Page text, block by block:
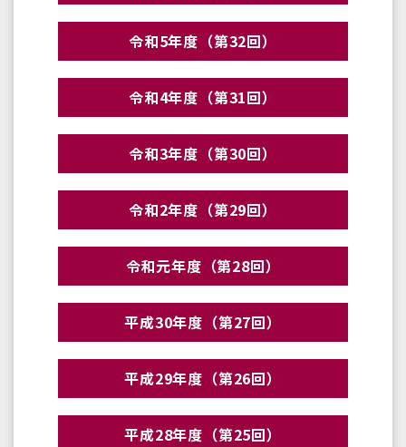
令和5年度（第32回）
令和4年度（第31回）
令和3年度（第30回）
令和2年度（第29回）
令和元年度（第28回）
平成30年度（第27回）
平成29年度（第26回）
平成28年度（第25回）